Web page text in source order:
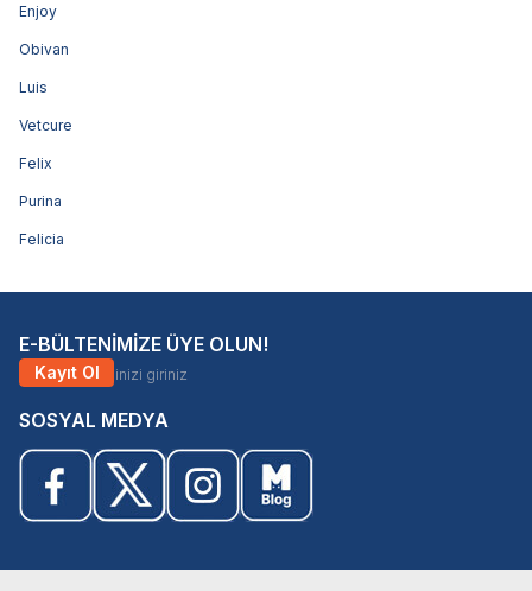
Enjoy
Obivan
Luis
Vetcure
Felix
Purina
Felicia
E-BÜLTENİMİZE ÜYE OLUN!
Kayıt Ol
SOSYAL MEDYA